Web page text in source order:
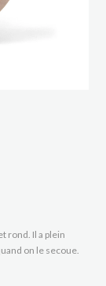
rond. Il a plein
on le secoue.